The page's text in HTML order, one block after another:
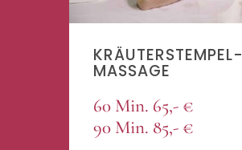
KRÄUTERSTEMPEL-
MASSAGE
60 Min. 65,- €
90 Min. 85,- €